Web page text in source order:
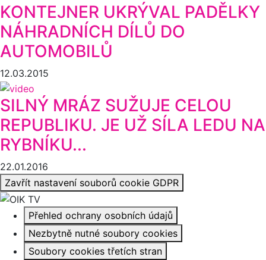
KONTEJNER UKRÝVAL PADĚLKY
NÁHRADNÍCH DÍLŮ DO
AUTOMOBILŮ
12.03.2015
SILNÝ MRÁZ SUŽUJE CELOU
REPUBLIKU. JE UŽ SÍLA LEDU NA
RYBNÍKU...
22.01.2016
Zavřít nastavení souborů cookie GDPR
Přehled ochrany osobních údajů
Nezbytně nutné soubory cookies
Soubory cookies třetích stran